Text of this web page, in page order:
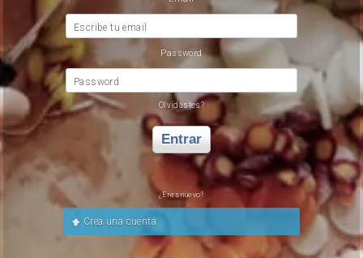
Escribe tu email
Password
Password
Olvidastes?
Entrar
¿Eres nuevo?
Crea una cuenta